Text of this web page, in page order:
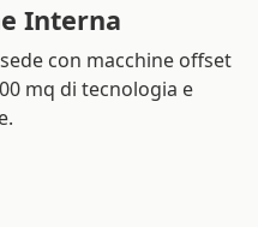
Interna
con macchine offset
mq di tecnologia e